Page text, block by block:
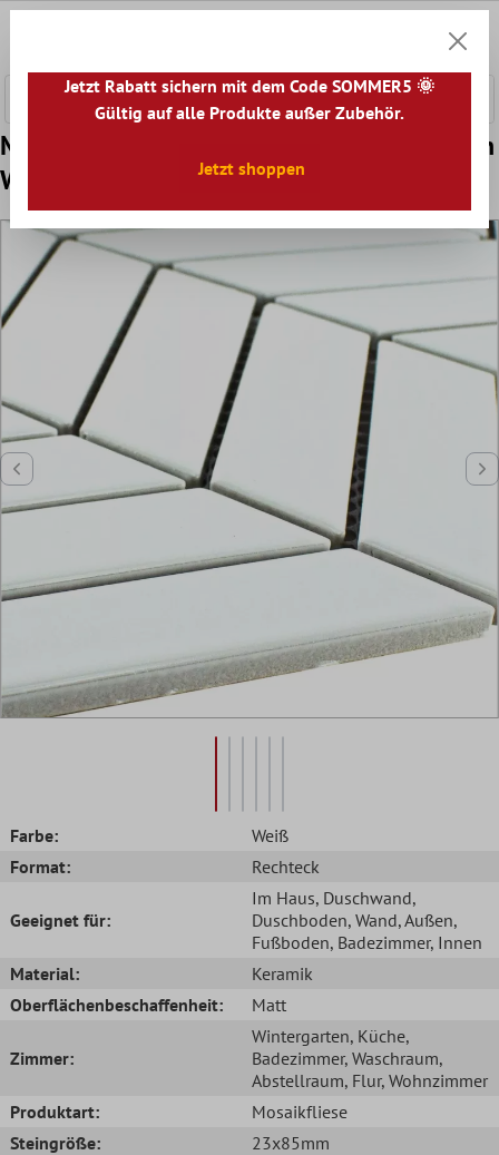
Muster von Keramik Mosaik Fliesen Elbistan
Weiß Matt
Farbe:
Weiß
Format:
Rechteck
Geeignet für:
Im Haus, Duschwand,
Duschboden, Wand, Außen,
Fußboden, Badezimmer, Innen
Material:
Keramik
Oberflächenbeschaffenheit:
Matt
Zimmer:
Wintergarten, Küche,
Badezimmer, Waschraum,
Abstellraum, Flur, Wohnzimmer
Produktart:
Mosaikfliese
Steingröße:
23x85mm
Jetzt Rabatt sichern mit dem Code SOMMER5 🌞
Gültig auf alle Produkte außer Zubehör.
Jetzt shoppen